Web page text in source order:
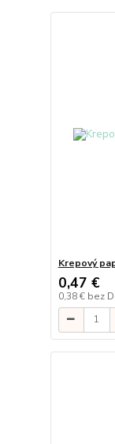
Krepový
0,47 €
0,38 € bez